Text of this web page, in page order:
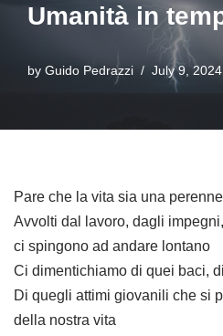
Umanità in
by Guido Pedrazzi July 9, 2024
Pare che la vita sia una
Avvolti dal lavoro, dagli
ci spingono ad andare lontano
Ci dimentichiamo di quei baci,
Di quegli attimi giovanili che si
della nostra vita